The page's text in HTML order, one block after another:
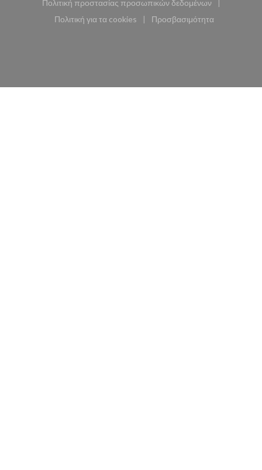
Πολιτική προστασίας προσωπικών δεδομένων
((ανοίγει σε νέο παράθυρο))
Πολιτική για τα cookies
((ανοίγει σε νέο παράθυρο))
Προσβασιμότητα
((ανοίγει σε νέο